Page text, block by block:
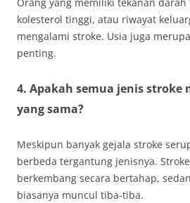
kolesterol tinggi, atau riwayat
mengalami stroke. Usia juga
penting.
4. Apakah semua jenis stroke
yang sama?
Meskipun banyak gejala stroke
berbeda tergantung jenisnya.
berkembang secara bertahap,
biasanya muncul tiba-tiba.